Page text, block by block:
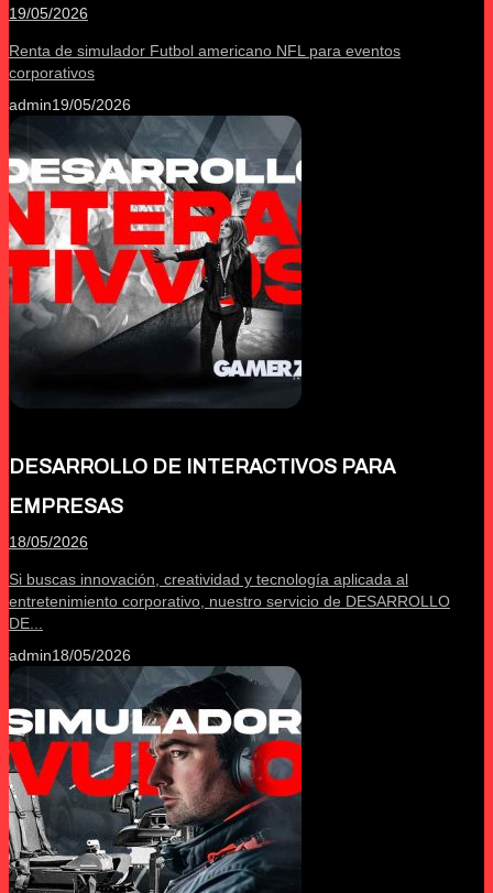
19/05/2026
Renta de simulador Futbol americano NFL para eventos
corporativos
admin19/05/2026
DESARROLLO DE INTERACTIVOS PARA
EMPRESAS
18/05/2026
Si buscas innovación, creatividad y tecnología aplicada al
entretenimiento corporativo, nuestro servicio de DESARROLLO
DE...
admin18/05/2026